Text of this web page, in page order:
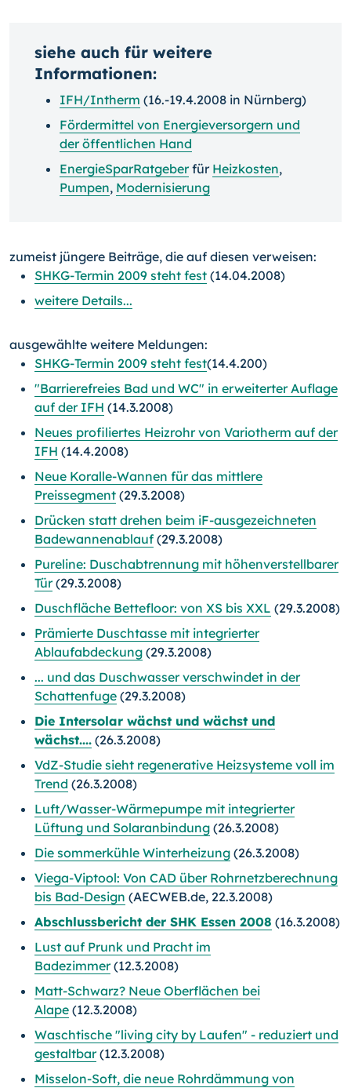
siehe auch für weitere
Informationen:
IFH/Intherm (16.-19.4.2008 in Nürnberg)
Fördermittel von Energieversorgern und
der öffentlichen Hand
EnergieSparRatgeberfür Heizkosten,
Pumpen, Modernisierung
zumeist jüngere Beiträge, die auf diesen verweisen:
SHKG-Termin 2009 steht fest (14.04.2008)
weitere Details...
ausgewählte weitere Meldungen:
SHKG-Termin 2009 steht fest(14.4.200)
"Barrierefreies Bad und WC" in erweiterter Auflage
auf der IFH (14.3.2008)
Neues profiliertes Heizrohr von Variotherm auf der
IFH (14.4.2008)
Neue Koralle-Wannen für das mittlere
Preissegment (29.3.2008)
Drücken statt drehen beim iF-ausgezeichneten
Badewannenablauf (29.3.2008)
Pureline: Duschabtrennung mit höhenverstellbarer
Tür(29.3.2008)
Duschfläche Bettefloor: von XS bis XXL (29.3.2008)
Prämierte Duschtasse mit integrierter
Ablaufabdeckung (29.3.2008)
... und das Duschwasser verschwindet in der
Schattenfuge (29.3.2008)
Die Intersolar wächst und wächst und
wächst.... (26.3.2008)
VdZ-Studie sieht regenerative Heizsysteme voll im
Trend (26.3.2008)
Luft/Wasser-Wärmepumpe mit integrierter
Lüftung und Solaranbindung (26.3.2008)
Die sommerkühle Winterheizung (26.3.2008)
Viega-Viptool: Von CAD über Rohrnetzberechnung
bis Bad-Design (AECWEB.de, 22.3.2008)
Abschlussbericht der SHK Essen 2008 (16.3.2008)
Lust auf Prunk und Pracht im
Badezimmer(12.3.2008)
Matt-Schwarz? Neue Oberflächen bei
Alape (12.3.2008)
Waschtische "living city by Laufen" - reduziert und
gestaltbar(12.3.2008)
Misselon-Soft, die neue Rohrdämmung von